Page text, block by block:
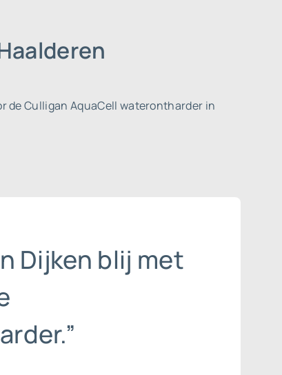
de Culligan AquaCell waterontharder in
Dijken blij met